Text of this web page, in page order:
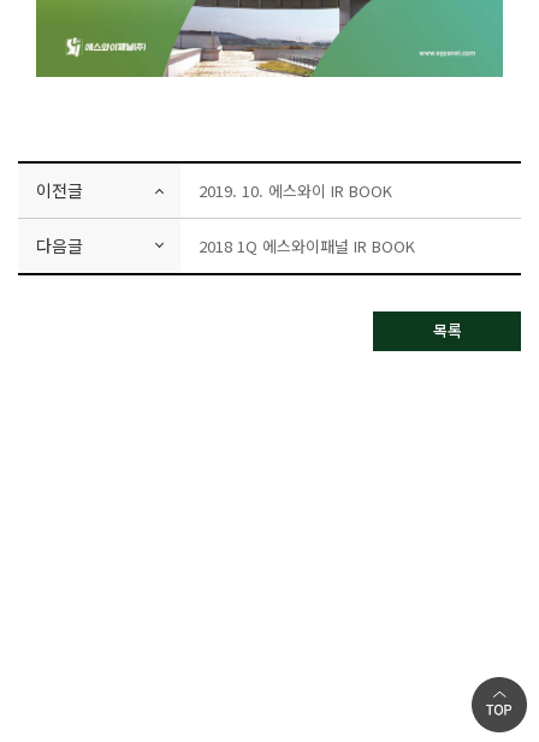
이전글 2019. 10. 에스와이 IR BOOK
다음글 2018 1Q 에스와이패널 IR BOOK
목록